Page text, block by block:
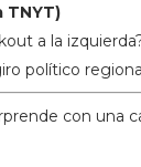
TNYT)
a la
político
con una